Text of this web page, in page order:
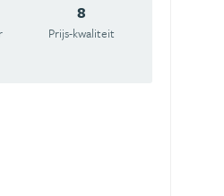
8
Prijs-kwaliteit